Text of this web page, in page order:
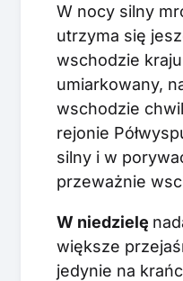
W nocy silny
utrzyma się
wschodzie
umiarkowany,
wschodzie
rejonie
silny i w
przeważnie
W niedzielę
większe
jedynie na